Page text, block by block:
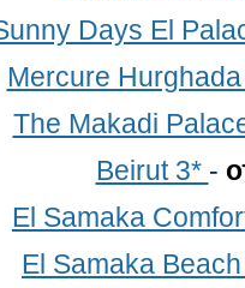
Days El
Mercure
The Makadi
Beirut 3* -
El Samaka
El Samaka